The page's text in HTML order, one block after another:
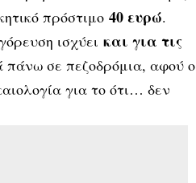
πρόστιμο 40 ευρώ.
ισχύει και για τις
πάνω σε πεζοδρόμια, αφού ο
για το ότι… δεν